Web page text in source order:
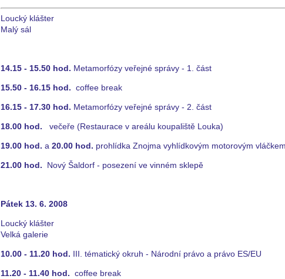
Loucký klášter
Malý sál
14.15 - 15.50 hod. Metamorfózy veřejné správy - 1. část
15.50 - 16.15 hod. coffee break
16.15 - 17.30 hod. Metamorfózy veřejné správy - 2. část
18.00 hod. večeře (Restaurace v areálu koupaliště Louka)
19.00 hod. a 20.00 hod. prohlídka Znojma vyhlídkovým motorovým vláčkem
21.00 hod. Nový Šaldorf - posezení ve vinném sklepě
Pátek 13. 6. 2008
Loucký klášter
Velká galerie
10.00 - 11.20 hod. III. tématický okruh - Národní právo a právo ES/EU
11.20 - 11.40 hod. coffee break